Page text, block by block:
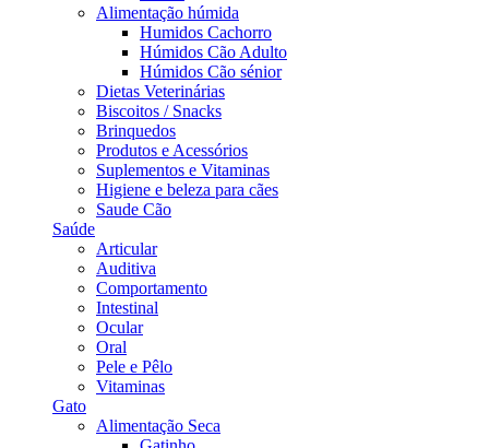
Alimentação húmida
Humidos Cachorro
Húmidos Cão Adulto
Húmidos Cão sénior
Dietas Veterinárias
Biscoitos / Snacks
Brinquedos
Produtos e Acessórios
Suplementos e Vitaminas
Higiene e beleza para cães
Saude Cão
Saúde
Articular
Auditiva
Comportamento
Intestinal
Ocular
Oral
Pele e Pêlo
Vitaminas
Gato
Alimentação Seca